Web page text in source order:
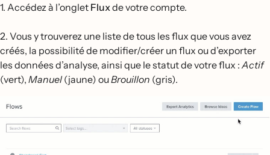
1. Accédez à l’onglet Flux de votre compte.
2. Vous y trouverez une liste de tous les flux que vous avez
créés, la possibilité de modifier/créer un flux ou d’exporter
les données d’analyse, ainsi que le statut de votre flux : Actif
(vert), Manuel(jaune) ouBrouillon (gris).